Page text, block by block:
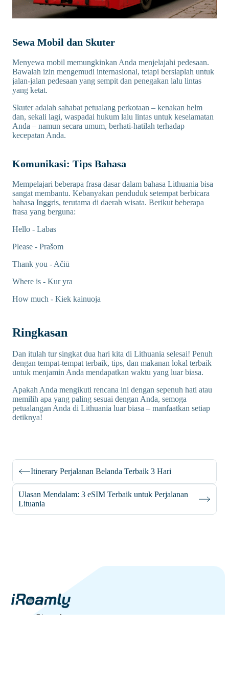
Sewa Mobil dan Skuter
Menyewa mobil memungkinkan Anda menjelajahi pedesaan.
Bawalah izin mengemudi internasional, tetapi bersiaplah untuk
jalan-jalan pedesaan yang sempit dan penegakan lalu lintas
yang ketat.
Skuter adalah sahabat petualang perkotaan – kenakan helm
dan, sekali lagi, waspadai hukum lalu lintas untuk keselamatan
Anda – namun secara umum, berhati-hatilah terhadap
kecepatan Anda.
Komunikasi: Tips Bahasa
Mempelajari beberapa frasa dasar dalam bahasa Lithuania bisa
sangat membantu. Kebanyakan penduduk setempat berbicara
bahasa Inggris, terutama di daerah wisata. Berikut beberapa
frasa yang berguna:
Hello - Labas
Please - Prašom
Thank you - Ačiū
Where is - Kur yra
How much - Kiek kainuoja
Ringkasan
Dan itulah tur singkat dua hari kita di Lithuania selesai! Penuh
dengan tempat-tempat terbaik, tips, dan makanan lokal terbaik
untuk menjamin Anda mendapatkan waktu yang luar biasa.
Apakah Anda mengikuti rencana ini dengan sepenuh hati atau
memilih apa yang paling sesuai dengan Anda, semoga
petualangan Anda di Lithuania luar biasa – manfaatkan setiap
detiknya!
Itinerary Perjalanan Belanda Terbaik 3 Hari
Ulasan Mendalam: 3 eSIM Terbaik untuk Perjalanan
Lituania
support@iroamly.com